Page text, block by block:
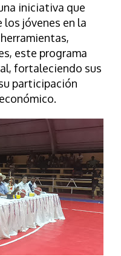
iniciativa que
jóvenes en la
este programa
fortaleciendo sus
participación